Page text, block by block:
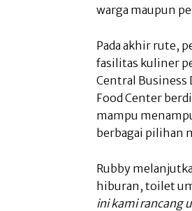
warga maupun
Pada akhir rute,
fasilitas kuliner
Central Business
Food Center
mampu
berbagai pilihan
Rubby
hiburan, toilet
ini kami rancang